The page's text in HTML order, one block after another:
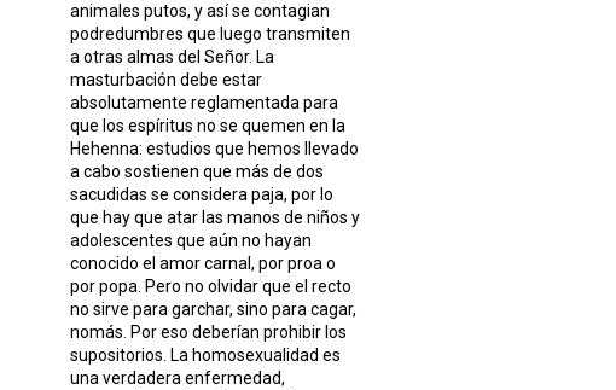
animales putos, y así se contagian
podredumbres que luego transmiten
a otras almas del Señor. La
masturbación debe estar
absolutamente reglamentada para
que los espíritus no se quemen en la
Hehenna: estudios que hemos llevado
a cabo sostienen que más de dos
sacudidas se considera paja, por lo
que hay que atar las manos de niños y
adolescentes que aún no hayan
conocido el amor carnal, por proa o
por popa. Pero no olvidar que el recto
no sirve para garchar, sino para cagar,
nomás. Por eso deberían prohibir los
supositorios. La homosexualidad es
una verdadera enfermedad,